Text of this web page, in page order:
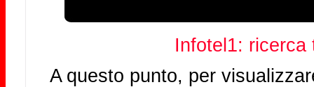
Infotel1: ricerca
A questo punto, per